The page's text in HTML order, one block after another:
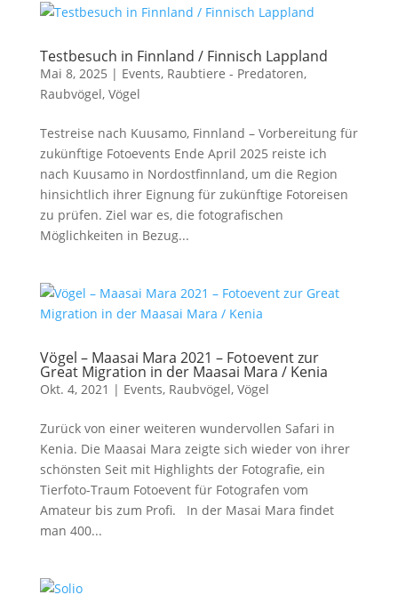
Testbesuch in Finnland / Finnisch Lappland
Mai 8, 2025 | Events, Raubtiere - Predatoren,
Raubvögel, Vögel
Testreise nach Kuusamo, Finnland – Vorbereitung für
zukünftige Fotoevents Ende April 2025 reiste ich
nach Kuusamo in Nordostfinnland, um die Region
hinsichtlich ihrer Eignung für zukünftige Fotoreisen
zu prüfen. Ziel war es, die fotografischen
Möglichkeiten in Bezug...
Vögel – Maasai Mara 2021 – Fotoevent zur
Great Migration in der Maasai Mara / Kenia
Okt. 4, 2021 | Events, Raubvögel, Vögel
Zurück von einer weiteren wundervollen Safari in
Kenia. Die Maasai Mara zeigte sich wieder von ihrer
schönsten Seit mit Highlights der Fotografie, ein
Tierfoto-Traum Fotoevent für Fotografen vom
Amateur bis zum Profi. In der Masai Mara findet
man 400...